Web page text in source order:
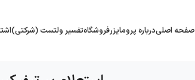
صفحه اصلیدرباره پرومایزرفروشگاهتفسیر ولتست (شرکتی)